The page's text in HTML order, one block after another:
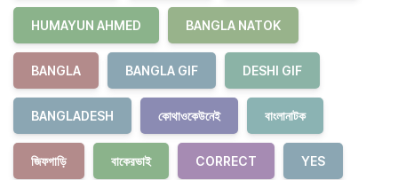
HUMAYUN AHMED BANGLA NATOK
BANGLA BANGLA GIF DESHI GIF
BANGLADESH কোথাওকেউনেই বাংলানাটক
জিফগাড়ি বাকেরভাই CORRECT YES